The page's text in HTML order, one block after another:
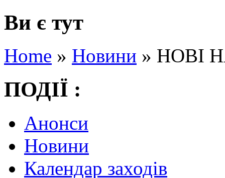
Ви є тут
Home » Новини » НОВІ
ПОДІЇ :
Анонси
Новини
Календар заходів